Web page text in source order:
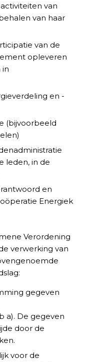
van
van haar
van de
opleveren
in
en -
(bijvoorbeeld
leden, in de
en
Energiek
Verordening
verwerking van
gegeven
a). De gegeven
door de
voor de